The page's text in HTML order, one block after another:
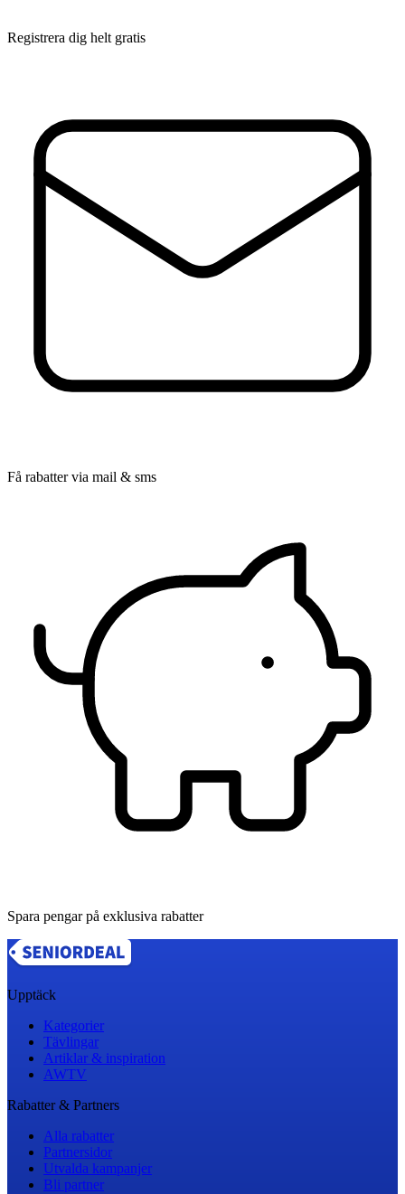
Registrera dig helt gratis
Få rabatter via mail & sms
Spara pengar på exklusiva rabatter
Upptäck
Kategorier
Tävlingar
Artiklar & inspiration
AWTV
Rabatter & Partners
Alla rabatter
Partnersidor
Utvalda kampanjer
Bli partner